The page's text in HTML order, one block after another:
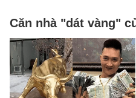
Căn nhà "dát vàng"